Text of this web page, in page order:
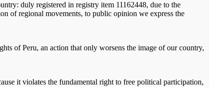
duly registered in registry item 11162448, due to the
of regional movements, to public opinion we express the
of Peru, an action that only worsens the image of our country,
it violates the fundamental right to free political participation,